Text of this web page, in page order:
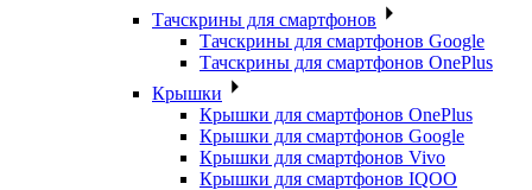
Тачскрины для смартфонов
Тачскрины для смартфонов Google
Тачскрины для смартфонов OnePlus
Крышки
Крышки для смартфонов OnePlus
Крышки для смартфонов Google
Крышки для смартфонов Vivo
Крышки для смартфонов IQOO